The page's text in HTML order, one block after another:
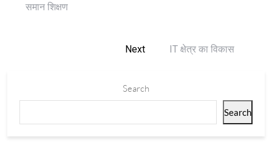
समान शिक्षण
Next IT क्षेत्र का विकास
Search
Search